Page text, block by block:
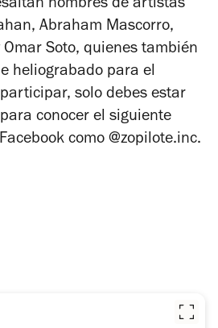
nombres de artistas
Abraham Mascorro,
Soto, quienes también
heliograbado para el
solo debes estar
conocer el siguiente
como @zopilote.inc.